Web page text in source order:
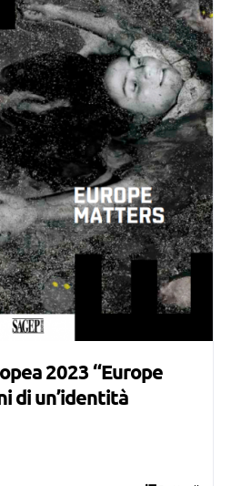
2023 “Europe
di un’identità